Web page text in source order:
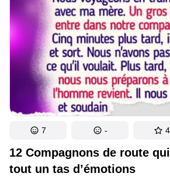
12 Compagnons de route
tout un tas d’émotions
7 - 4